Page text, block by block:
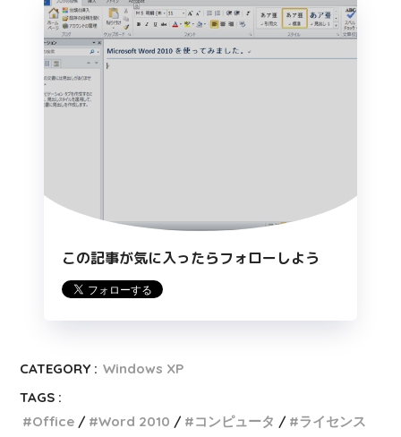
この記事が気に入ったらフォローしよう
CATEGORY : Windows XP
TAGS :
Office
Word 2010 コンピュータ ライセンス